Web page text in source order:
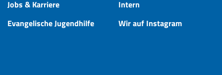
Jobs & Karriere
Evangelische Jugendhilfe
Intern
Wir auf Instagram